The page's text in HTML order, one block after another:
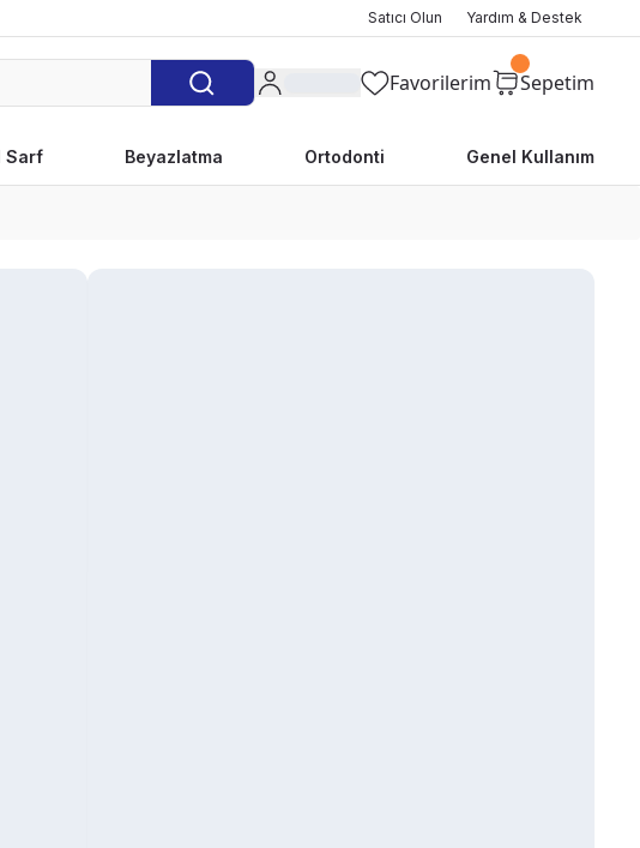
Satıcı Olun Yardım & Destek
Favorilerim Sepetim
Sarf Beyazlatma Ortodonti Genel Kullanım